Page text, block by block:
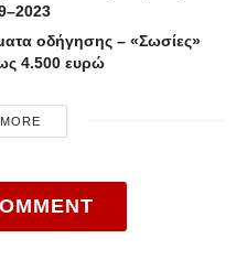
οδήγησης – «Σωσίες»
4.500 ευρώ